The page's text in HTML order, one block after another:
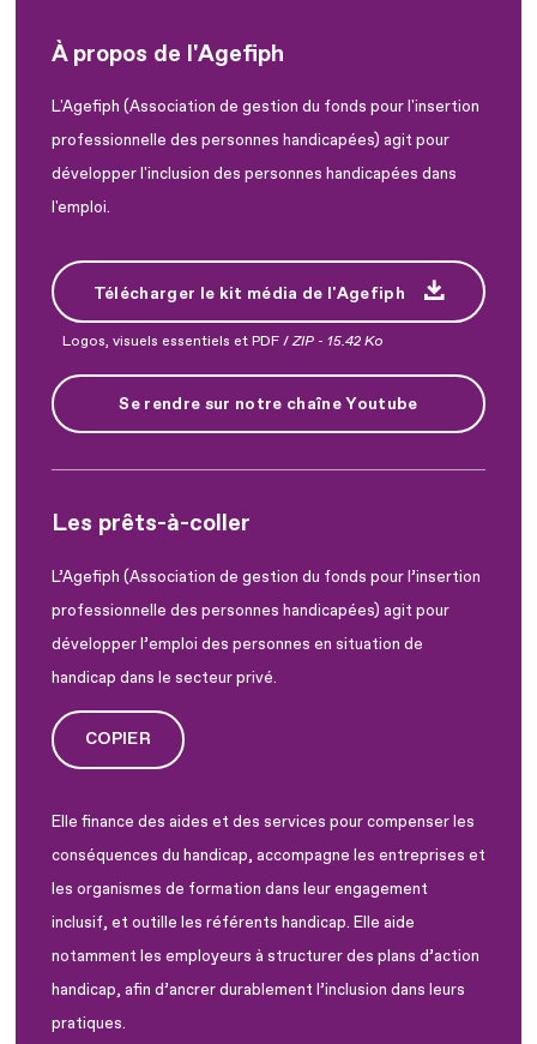
À propos de l'Agefiph
L'Agefiph (Association de gestion du fonds pour l'insertion
professionnelle des personnes handicapées) agit pour
développer l'inclusion des personnes handicapées dans
l'emploi.
Télécharger le kit média de l'Agefiph
Logos, visuels essentiels et PDF /ZIP - 15.42 Ko
Se rendre sur notre chaîne Youtube
Les prêts-à-coller
L’Agefiph (Association de gestion du fonds pour l’insertion
professionnelle des personnes handicapées) agit pour
développer l’emploi des personnes en situation de
handicap dans le secteur privé.
COPIER
Elle finance des aides et des services pour compenser les
conséquences du handicap, accompagne les entreprises et
les organismes de formation dans leur engagement
inclusif, et outille les référents handicap. Elle aide
notamment les employeurs à structurer des plans d’action
handicap, afin d’ancrer durablement l’inclusion dans leurs
pratiques.